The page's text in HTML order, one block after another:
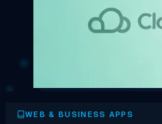
WEB & BUSINESS APPS